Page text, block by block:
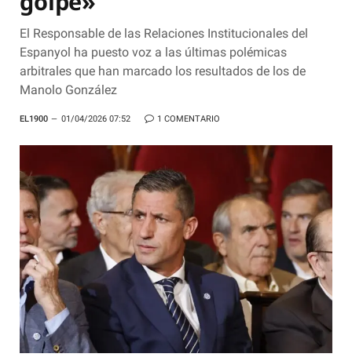
El Responsable de las Relaciones Institucionales del
Espanyol ha puesto voz a las últimas polémicas
arbitrales que han marcado los resultados de los de
Manolo González
EL1900 01/04/2026 07:52 1 COMENTARIO